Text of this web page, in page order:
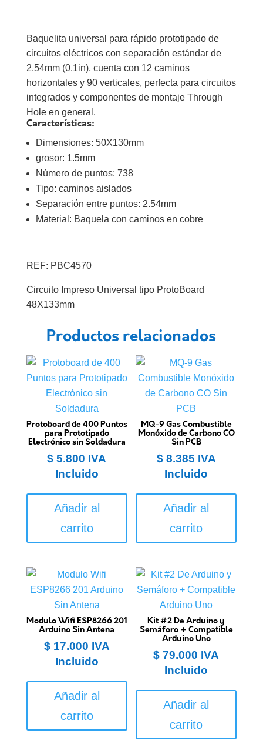
Baquelita universal para rápido prototipado de
circuitos eléctricos con separación estándar de
2.54mm (0.1in), cuenta con 12 caminos
horizontales y 90 verticales, perfecta para circuitos
integrados y componentes de montaje Through
Hole en general.
Características:
Dimensiones: 50X130mm
grosor: 1.5mm
Número de puntos: 738
Tipo: caminos aislados
Separación entre puntos: 2.54mm
Material: Baquela con caminos en cobre
REF: PBC4570
Circuito Impreso Universal tipo ProtoBoard
48X133mm
Productos relacionados
Protoboard de 400 Puntos
para Prototipado
Electrónico sin Soldadura
$ 5.800 IVA
Incluido
Añadir al
carrito
MQ-9 Gas Combustible
Monóxido de Carbono CO
Sin PCB
$8.385 IVA
Incluido
Añadir al
carrito
Modulo Wifi ESP8266 201
Arduino Sin Antena
$17.000 IVA
Incluido
Añadir al
carrito
Kit #2 De Arduino y
Semáforo + Compatible
Arduino Uno
$ 79.000 IVA
Incluido
Añadir al
carrito